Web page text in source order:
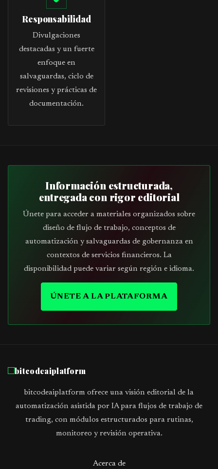
Responsabilidad
Divulgaciones
destacadas y un fuerte
enfoque en
salvaguardas, ciclo de
revisiones y prácticas de
documentación.
Información estructurada,
entregada con rigor editorial
Únete para acceder a materiales organizados sobre
diseño de flujo de trabajo, conceptos de
automatización y salvaguardas de gobernanza en
contextos de servicios financieros. La
disponibilidad puede variar según región e idioma.
ÚNETE A LA PLATAFORMA
bitcodeaiplatform
bitcodeaiplatform ofrece una visión editorial de la
automatización asistida por IA para flujos de trabajo de
trading, con módulos estructurados para rutinas,
monitoreo y revisión operativa.
Acerca de